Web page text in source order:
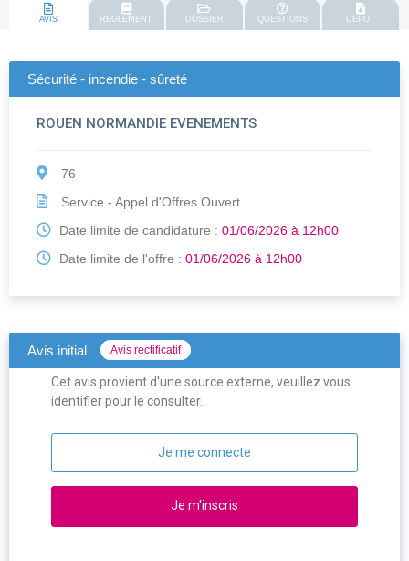
AVIS REGLEMENT DOSSIER QUESTIONS DEPOT
Sécurité - incendie - sûreté
ROUEN NORMANDIE EVENEMENTS
76
Service - Appel d'Offres Ouvert
Date limite de candidature : 01/06/2026 à 12h00
Date limite de l'offre : 01/06/2026 à 12h00
Avis initial Avis rectificatif
Cet avis provient d'une source externe, veuillez vous
identifier pour le consulter.
Je me connecte
Je m'inscris